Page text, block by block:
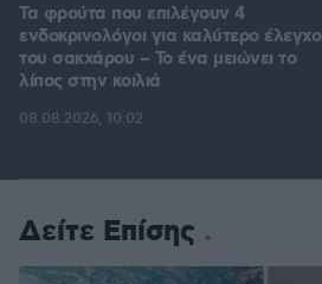
Τα φρούτα που επιλέγουν 4
ενδοκρινολόγοι για καλύτερο έλεγχο
του σακχάρου – Το ένα μειώνει το
λίπος στην κοιλιά
08.08.2026, 10:02
Δείτε Επίσης